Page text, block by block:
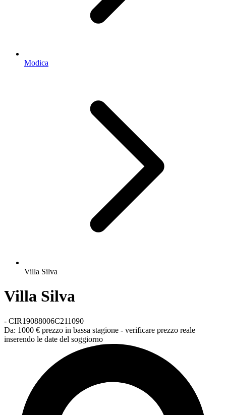
Modica
Villa Silva
Villa Silva
- CIR19088006C211090
Da: 1000 € prezzo in bassa stagione - verificare prezzo reale
inserendo le date del soggiorno